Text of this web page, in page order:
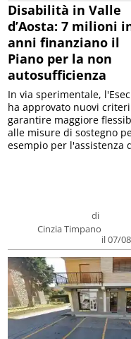
Disabilità in Valle
d’Aosta: 7 milioni
anni finanziano il
Piano per la non
autosufficienza
di
Cinzia Timpano
il 07/
In via sperimentale,
ha approvato nuovi
garantire maggiore
alle misure di sostegno
esempio per l'assistenza